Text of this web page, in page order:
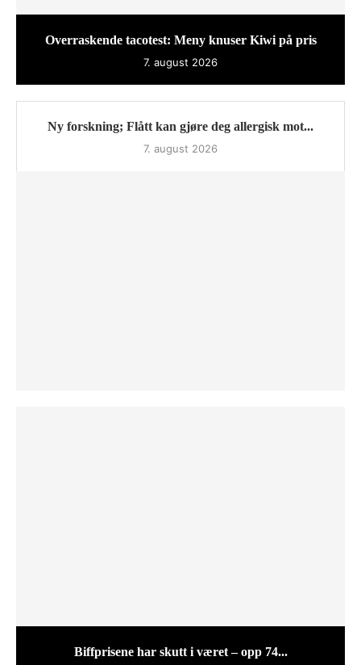
Overraskende tacotest: Meny knuser Kiwi på pris
7. august 2026
Ny forskning; Flått kan gjøre deg allergisk mot...
7. august 2026
Biffprisene har skutt i været – opp 74...